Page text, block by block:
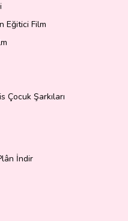
Eğitici Film
Çocuk Şarkıları
İndir